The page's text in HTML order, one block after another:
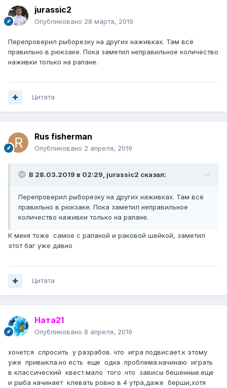
jurassic2
Опубликовано 28 марта, 2019
Перепроверил рыборезку на других наживках. Там всё
правильно в рюкзаке. Пока заметил неправильное количество
наживки только на рапане.
Цитата
Rus fisherman
Опубликовано 2 апреля, 2019
В 28.03.2019 в 02:29, jurassic2 сказал:
Перепроверил рыборезку на других наживках. Там всё
правильно в рюкзаке. Пока заметил неправильное
количество наживки только на рапане.
К меня тоже самое с рапаной и раковой шейкой, заметил
этот баг уже давно
Цитата
Ната21
Опубликовано 8 апреля, 2019
хочется спросить у разрабов. что игра подвисает.к этому
уже привыкла.но есть еще одна проблема.начинаю играть
в классический квест.мало того .что зависы бешенные.еще
и рыба начинает клевать ровно в 4 утра,даже берши,хотя